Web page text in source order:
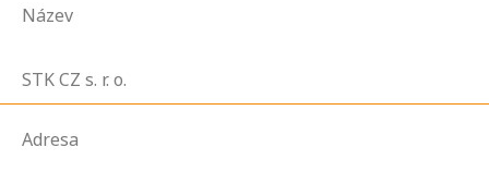
Název
STK CZ s. r. o.
Adresa